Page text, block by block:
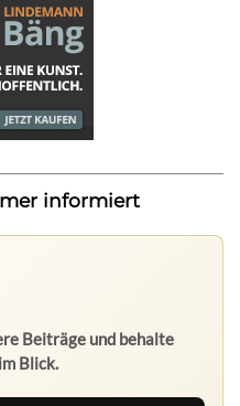
informiert
Beiträge und behalte
Blick.